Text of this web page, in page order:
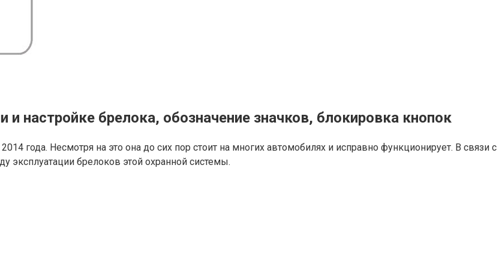
и настройке брелока, обозначение значков, блокировка кнопок
года. Несмотря на это она до сих пор стоит на многих автомобилях и исправно функционирует. В связи с
эксплуатации брелоков этой охранной системы.